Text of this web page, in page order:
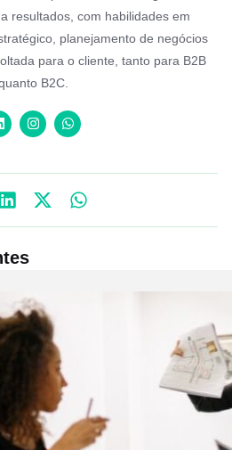
resultados, com habilidades em
planejamento de negócios
para o cliente, tanto para B2B
B2C.